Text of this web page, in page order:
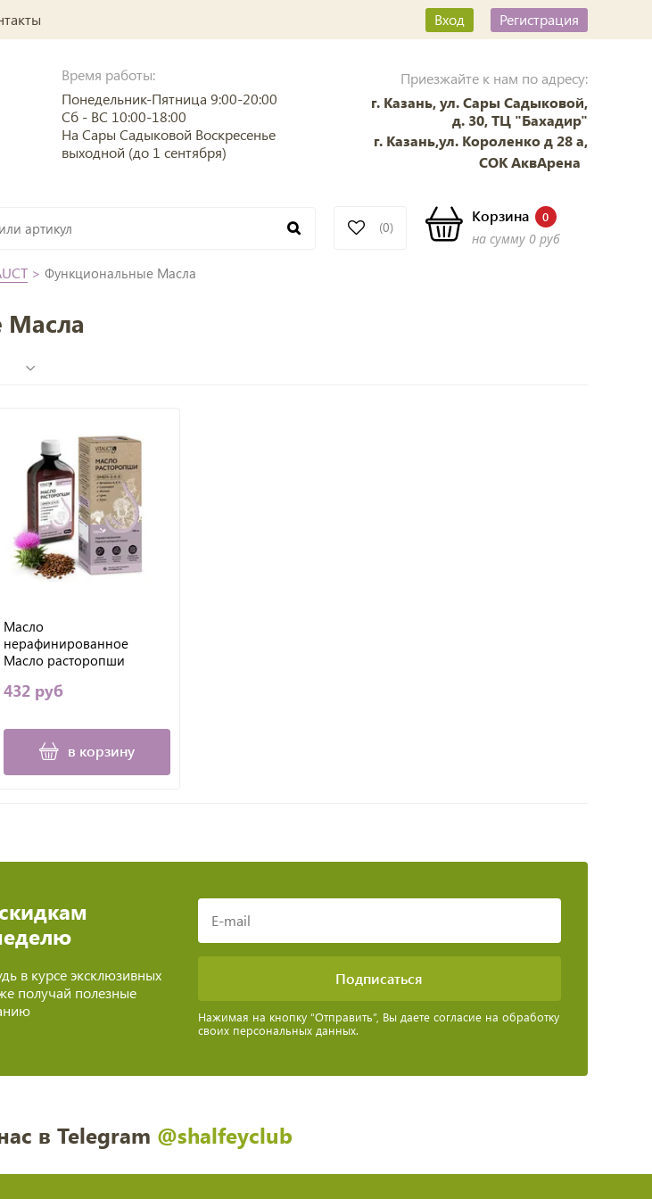
Вход Регистрация
Время работы:
Понедельник-Пятница 9:00-20:00
Сб - ВС 10:00-18:00
На Сары Садыковой Воскресенье
выходной (до 1 сентября)
Приезжайте к нам по адресу:
г. Казань, ул. Сары Садыковой,
д. 30, ТЦ "Бахадир"
г. Казань,ул. Короленко д 28 а,
СОК АквАрена
(0)
Корзина 0
на сумму 0 руб
> Функциональные Масла
Масла
Масло
нерафинированное
Масло расторопши
холодный отжим. 250 мл.,
432 руб
в корзину
в курсе эксклюзивных
получай полезные
Нажимая на кнопку “Отправить”, Вы даете согласие на обработку
своих персональных данных.
в Telegram @shalfeyclub